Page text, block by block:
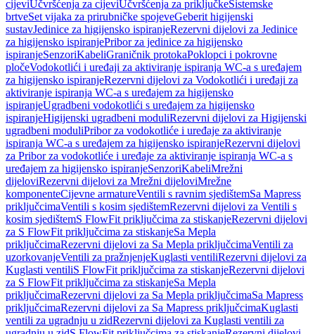
cijeviUčvršćenja za cijeviUčvršćenja za priključkeSistemske
brtveSet vijaka za prirubničke spojeveGeberit higijenski
sustavJedinice za higijensko ispiranjeRezervni dijelovi za Jedinice
za higijensko ispiranjePribor za jedinice za higijensko
ispiranjeSenzoriKabeliGraničnik protokaPoklopci i pokrovne
pločeVodokotlići i uređaji za aktiviranje ispiranja WC-a s uređajem
za higijensko ispiranjeRezervni dijelovi za Vodokotlići i uređaji za
aktiviranje ispiranja WC-a s uređajem za higijensko
ispiranjeUgradbeni vodokotlići s uređajem za higijensko
ispiranjeHigijenski ugradbeni moduliRezervni dijelovi za Higijenski
ugradbeni moduliPribor za vodokotliće i uređaje za aktiviranje
ispiranja WC-a s uređajem za higijensko ispiranjeRezervni dijelovi
za Pribor za vodokotliće i uređaje za aktiviranje ispiranja WC-a s
uređajem za higijensko ispiranjeSenzoriKabeliMrežni
dijeloviRezervni dijelovi za Mrežni dijeloviMrežne
komponenteCijevne armatureVentili s ravnim sjedištemSa Mapress
priključcimaVentili s kosim sjedištemRezervni dijelovi za Ventili s
kosim sjedištemS FlowFit priključcima za stiskanjeRezervni dijelovi
za S FlowFit priključcima za stiskanjeSa Mepla
priključcimaRezervni dijelovi za Sa Mepla priključcimaVentili za
uzorkovanjeVentili za pražnjenjeKuglasti ventiliRezervni dijelovi za
Kuglasti ventiliS FlowFit priključcima za stiskanjeRezervni dijelovi
za S FlowFit priključcima za stiskanjeSa Mepla
priključcimaRezervni dijelovi za Sa Mepla priključcimaSa Mapress
priključcimaRezervni dijelovi za Sa Mapress priključcimaKuglasti
ventili za ugradnju u zidRezervni dijelovi za Kuglasti ventili za